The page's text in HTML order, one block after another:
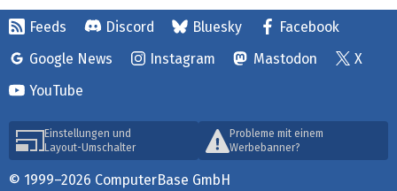
Feeds Discord Bluesky
Facebook
Google News
Instagram Mastodon
X
YouTube
Einstellungen und
Layout-Umschalter
Probleme mit einem
Werbebanner?
© 1999–2026 ComputerBase GmbH